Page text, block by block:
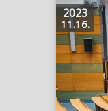
2023
11.16.